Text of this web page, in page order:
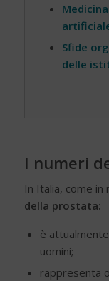
Sfide
delle
I numeri
In Italia, come in
della prostata:
è
uomini;
rappresenta